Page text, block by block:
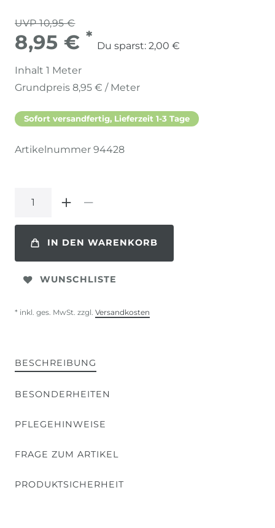
UVP 10,95 €
8,95 € *
Du sparst: 2,00 €
Inhalt 1 Meter
Grundpreis 8,95 € / Meter
Sofort versandfertig, Lieferzeit 1-3 Tage
Artikelnummer 94428
IN DEN WARENKORB
WUNSCHLISTE
* inkl. ges. MwSt. zzgl. Versandkosten
BESCHREIBUNG
BESONDERHEITEN
PFLEGEHINWEISE
FRAGE ZUM ARTIKEL
PRODUKTSICHERHEIT